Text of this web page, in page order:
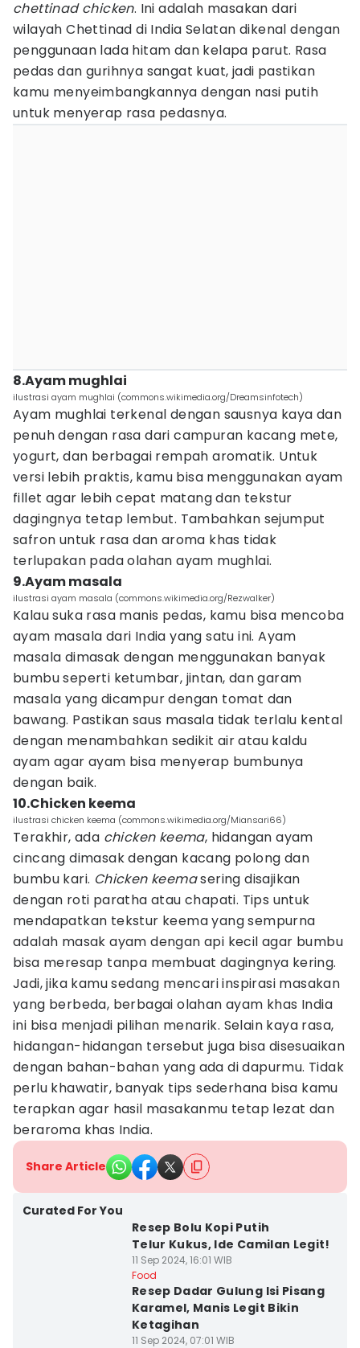
chettinad chicken. Ini adalah masakan dari
wilayah Chettinad di India Selatan dikenal dengan
penggunaan lada hitam dan kelapa parut. Rasa
pedas dan gurihnya sangat kuat, jadi pastikan
kamu menyeimbangkannya dengan nasi putih
untuk menyerap rasa pedasnya.
8.Ayam mughlai
ilustrasi ayam mughlai (commons.wikimedia.org/Dreamsinfotech)
Ayam mughlai terkenal dengan sausnya kaya dan
penuh dengan rasa dari campuran kacang mete,
yogurt, dan berbagai rempah aromatik. Untuk
versi lebih praktis, kamu bisa menggunakan ayam
fillet agar lebih cepat matang dan tekstur
dagingnya tetap lembut. Tambahkan sejumput
safron untuk rasa dan aroma khas tidak
terlupakan pada olahan ayam mughlai.
9.Ayam masala
ilustrasi ayam masala (commons.wikimedia.org/Rezwalker)
Kalau suka rasa manis pedas, kamu bisa mencoba
ayam masala dari India yang satu ini. Ayam
masala dimasak dengan menggunakan banyak
bumbu seperti ketumbar, jintan, dan garam
masala yang dicampur dengan tomat dan
bawang. Pastikan saus masala tidak terlalu kental
dengan menambahkan sedikit air atau kaldu
ayam agar ayam bisa menyerap bumbunya
dengan baik.
10.Chicken keema
ilustrasi chicken keema (commons.wikimedia.org/Miansari66)
Terakhir, ada chicken keema, hidangan ayam
cincang dimasak dengan kacang polong dan
bumbu kari. Chicken keemasering disajikan
dengan roti paratha atau chapati. Tips untuk
mendapatkan tekstur keema yang sempurna
adalah masak ayam dengan api kecil agar bumbu
bisa meresap tanpa membuat dagingnya kering.
Jadi, jika kamu sedang mencari inspirasi masakan
yang berbeda, berbagai olahan ayam khas India
ini bisa menjadi pilihan menarik. Selain kaya rasa,
hidangan-hidangan tersebut juga bisa disesuaikan
dengan bahan-bahan yang ada di dapurmu. Tidak
perlu khawatir, banyak tips sederhana bisa kamu
terapkan agar hasil masakanmu tetap lezat dan
beraroma khas India.
Share Article
Curated For You
Resep Bolu Kopi Putih
Telur Kukus, Ide Camilan Legit!
11 Sep 2024, 16:01 WIB
Food
Resep Dadar Gulung Isi Pisang
Karamel, Manis Legit Bikin
Ketagihan
11 Sep 2024, 07:01 WIB